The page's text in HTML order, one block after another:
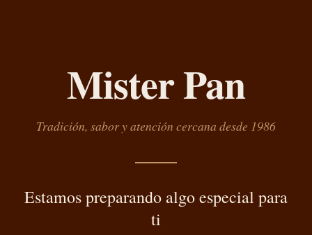
Mister Pan
Tradición, sabor y atención cercana desde 1986
Estamos preparando algo especial para
ti